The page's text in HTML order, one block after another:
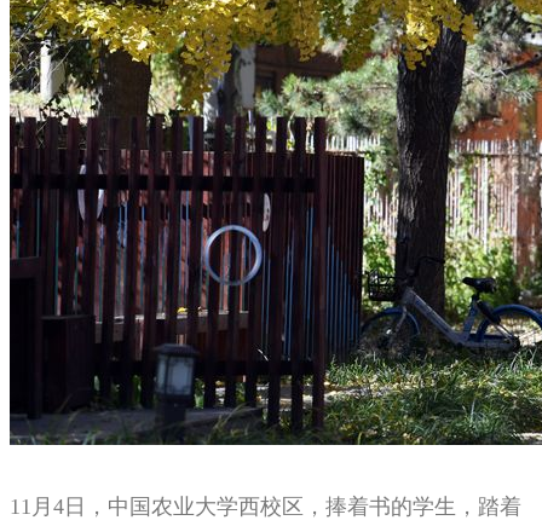
11月4日，中国农业大学西校区，捧着书的学生，踏着